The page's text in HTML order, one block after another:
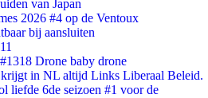
van Japan
2026 #4 op de Ventoux
bij aansluiten
Drone baby drone
krijgt in NL altijd Links Liberaal Beleid.
liefde 6de seizoen #1 voor de